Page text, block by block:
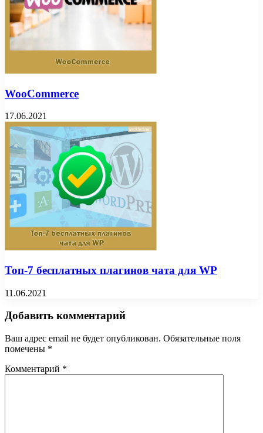
WooCommerce
17.06.2021
Топ-7 бесплатных плагинов чата для WP
11.06.2021
Добавить комментарий
Ваш адрес email не будет опубликован. Обязательные поля
помечены *
Комментарий *